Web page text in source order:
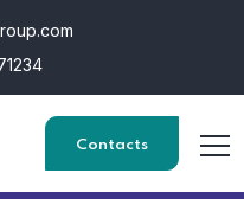
Contacts